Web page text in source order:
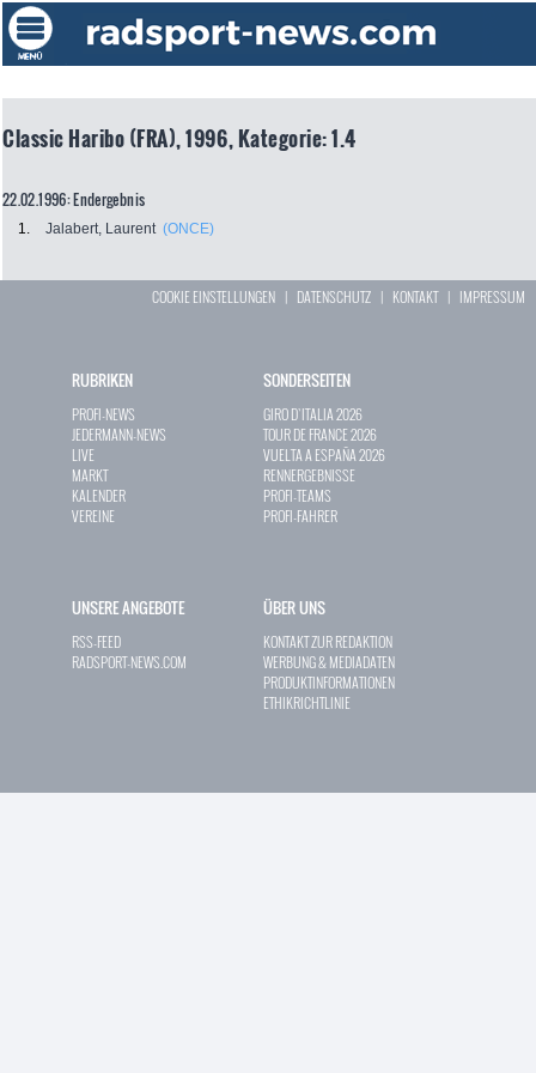
Classic Haribo (FRA), 1996, Kategorie: 1.4
22.02.1996: Endergebnis
1. Jalabert, Laurent (ONCE)
COOKIE EINSTELLUNGEN | DATENSCHUTZ | KONTAKT| IMPRESSUM
RUBRIKEN
PROFI-NEWS
JEDERMANN-NEWS
LIVE
MARKT
KALENDER
VEREINE
SONDERSEITEN
GIRO D`ITALIA 2026
TOUR DE FRANCE 2026
VUELTA A ESPAÑA 2026
RENNERGEBNISSE
PROFI-TEAMS
PROFI-FAHRER
UNSERE ANGEBOTE
RSS-FEED
RADSPORT-NEWS.COM
ÜBER UNS
KONTAKT ZUR REDAKTION
WERBUNG & MEDIADATEN
PRODUKTINFORMATIONEN
ETHIKRICHTLINIE